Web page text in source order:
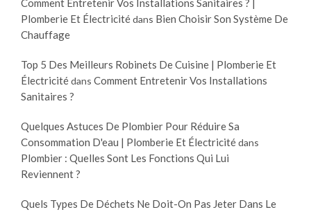
Comment Entretenir Vos Installations Sanitaires ? |
Plomberie Et Électricitédans Bien Choisir Son Système De
Chauffage
Top 5 Des Meilleurs Robinets De Cuisine | Plomberie Et
Électricitédans Comment Entretenir Vos Installations
Sanitaires ?
Quelques Astuces De Plombier Pour Réduire Sa
Consommation D'eau | Plomberie Et Électricitédans
Plombier : Quelles Sont Les Fonctions Qui Lui
Reviennent ?
Quels Types De Déchets Ne Doit-On Pas Jeter Dans Le